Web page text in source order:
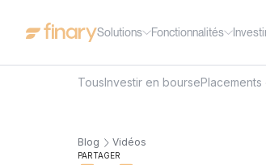
Solutions Fonctionnalités
TousInvestir en bourse
Blog Vidéos
PARTAGER